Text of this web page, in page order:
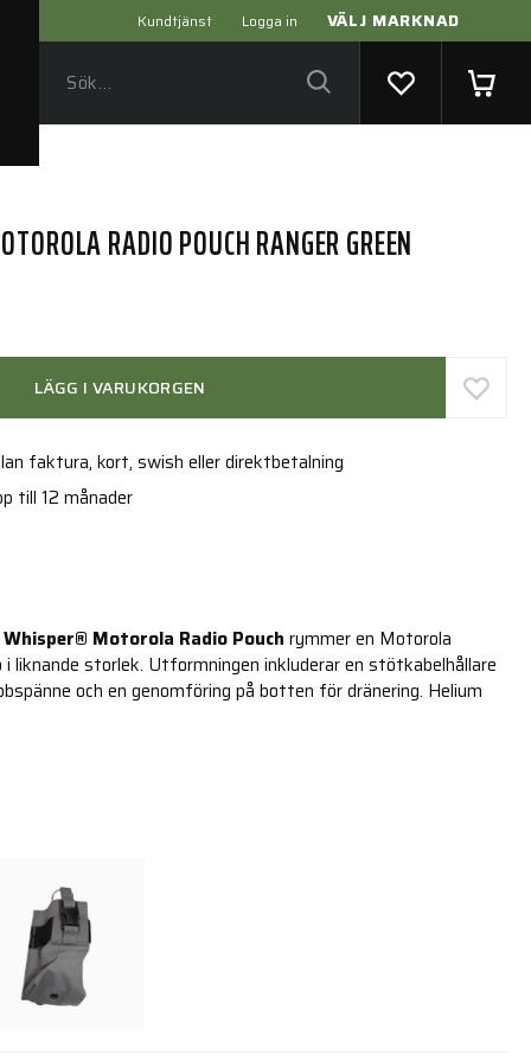
Kundtjänst Logga in VÄLJ MARKNAD
RADIO POUCH RANGER GREEN
LÄGG I VARUKORGEN
faktura, kort, swish eller direktbetalning
till 12 månader
Motorola Radio Pouch rymmer en Motorola
i liknande storlek. Utformningen inkluderar en stötkabelhållare
och en genomföring på botten för dränering. Helium